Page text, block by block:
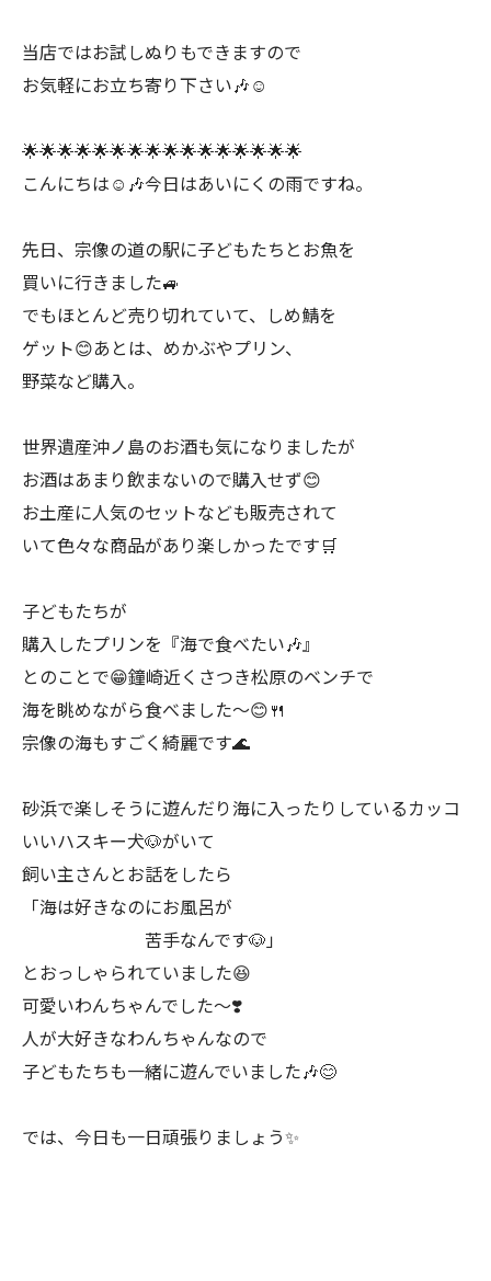
当店ではお試しぬりもできますので
お気軽にお立ち寄り下さい🎶☺️
🌟🌟🌟🌟🌟🌟🌟🌟🌟🌟🌟🌟🌟🌟🌟🌟
こんにちは☺️🎶今日はあいにくの雨ですね。
先日、宗像の道の駅に子どもたちとお魚を
買いに行きました🚙
でもほとんど売り切れていて、しめ鯖を
ゲット😊あとは、めかぶやプリン、
野菜など購入。
世界遺産沖ノ島のお酒も気になりましたが
お酒はあまり飲まないので購入せず😊
お土産に人気のセットなども販売されて
いて色々な商品があり楽しかったです🛒
子どもたちが
購入したプリンを『海で食べたい🎶』
とのことで😁鐘崎近くさつき松原のベンチで
海を眺めながら食べました〜😊🍴
宗像の海もすごく綺麗です🌊
砂浜で楽しそうに遊んだり海に入ったりしているカッコ
いいハスキー犬🐶がいて
飼い主さんとお話をしたら
「海は好きなのにお風呂が
苦手なんです🐶」
とおっしゃられていました😆
可愛いわんちゃんでした〜❣️
人が大好きなわんちゃんなので
子どもたちも一緒に遊んでいました🎶😊
では、今日も一日頑張りましょう✨